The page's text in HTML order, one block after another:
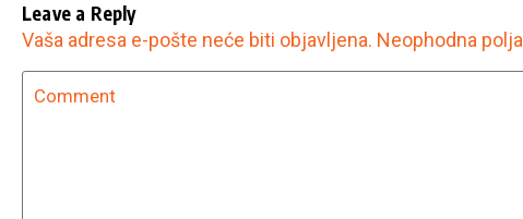
Leave a Reply
Vaša adresa e-pošte neće biti objavljena. Neophodna